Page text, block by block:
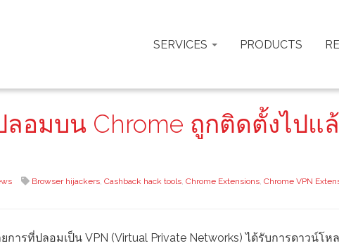
SERVICES PRODUCTS
ลอมบน Chrome ถูกติดตั้งไปแ
Browser hijackers, Cashback hack tools, Chrome Extensions, Chrome VPN
การที่ปลอมเป็น VPN (Virtual Private Networks) ได้รับการดาวน์โห